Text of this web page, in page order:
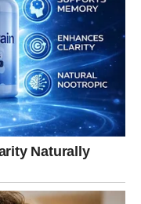
i ambiciozne, ali i